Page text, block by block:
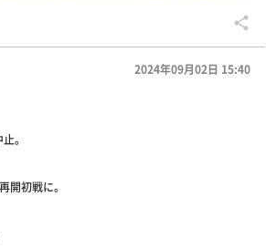
2024年09月02日 15:40
。
開初戦に。